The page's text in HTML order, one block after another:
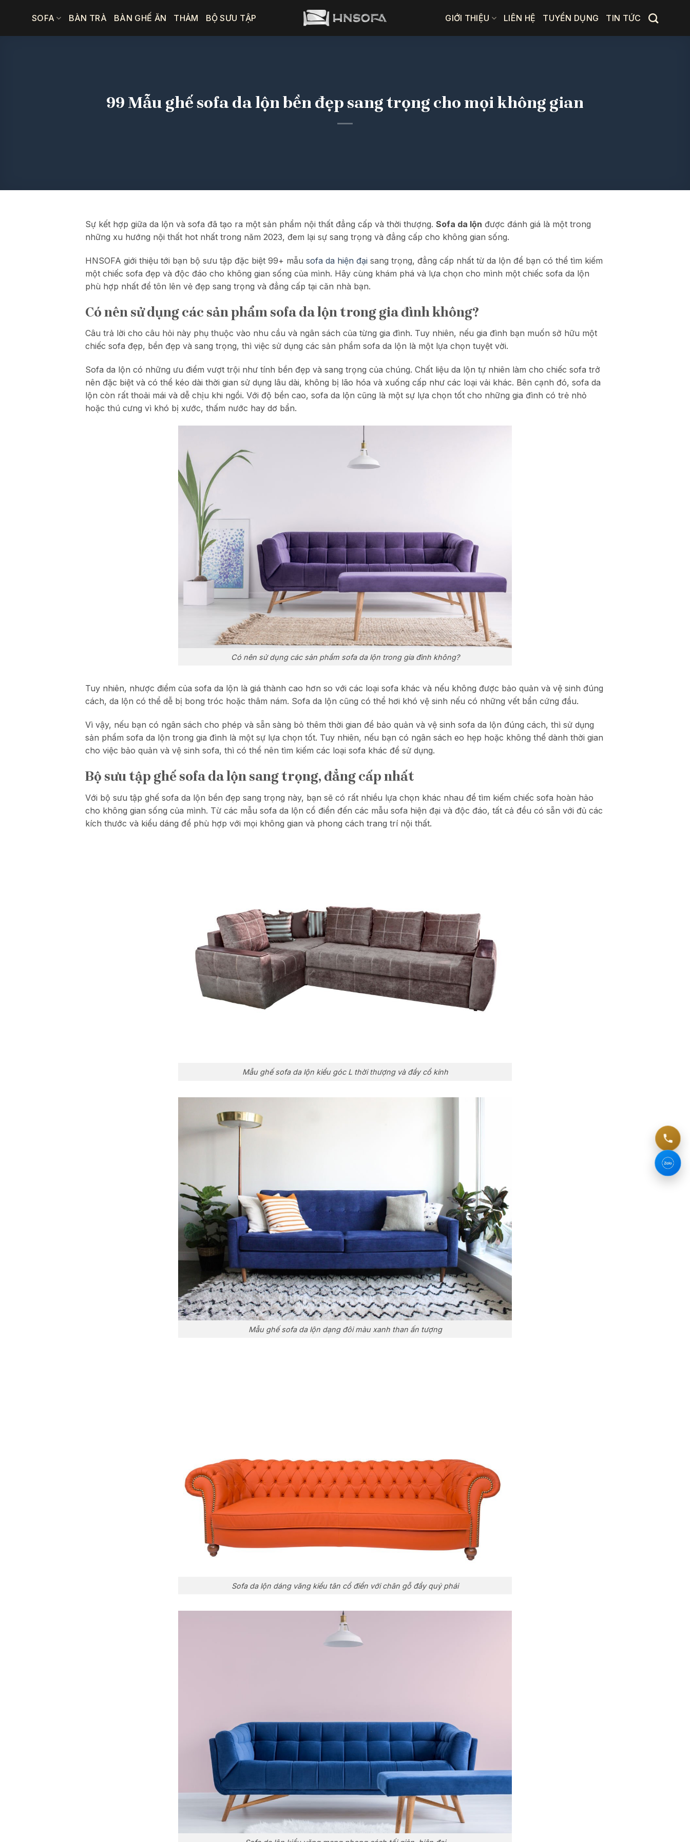
SOFA BÀN TRÀ BÀN GHẾ ĂN THẢM BỘ SƯU TẬP GIỚI THIỆU LIÊN HỆ TUYỂN DỤNG TIN TỨC
99 Mẫu ghế sofa da lộn bền đẹp sang trọng cho mọi không gian
Sự kết hợp giữa da lộn và sofa đã tạo ra một sản phẩm nội thất đẳng cấp và thời thượng.Sofa da lộn được đánh giá là một trong
những xu hướng nội thất hot nhất trong năm 2023, đem lại sự sang trọng và đẳng cấp cho không gian sống.
HNSOFA giới thiệu tới bạn bộ sưu tập đặc biệt 99+ mẫusofa da hiện đại sang trọng, đẳng cấp nhất từ da lộn để bạn có thể tìm kiếm
một chiếc sofa đẹp và độc đáo cho không gian sống của mình. Hãy cùng khám phá và lựa chọn cho mình một chiếc sofa da lộn
phù hợp nhất để tôn lên vẻ đẹp sang trọng và đẳng cấp tại căn nhà bạn.
Có nên sử dụng các sản phẩm sofa da lộn trong gia đình không?
Câu trả lời cho câu hỏi này phụ thuộc vào nhu cầu và ngân sách của từng gia đình. Tuy nhiên, nếu gia đình bạn muốn sở hữu một
chiếc sofa đẹp, bền đẹp và sang trọng, thì việc sử dụng các sản phẩm sofa da lộn là một lựa chọn tuyệt vời.
Sofa da lộn có những ưu điểm vượt trội như tính bền đẹp và sang trọng của chúng. Chất liệu da lộn tự nhiên làm cho chiếc sofa trở
nên đặc biệt và có thể kéo dài thời gian sử dụng lâu dài, không bị lão hóa và xuống cấp như các loại vải khác. Bên cạnh đó, sofa da
lộn còn rất thoải mái và dễ chịu khi ngồi. Với độ bền cao, sofa da lộn cũng là một sự lựa chọn tốt cho những gia đình có trẻ nhỏ
hoặc thú cưng vì khó bị xước, thấm nước hay dơ bẩn.
Có nên sử dụng các sản phẩm sofa da lộn trong gia đình không?
Tuy nhiên, nhược điểm của sofa da lộn là giá thành cao hơn so với các loại sofa khác và nếu không được bảo quản và vệ sinh đúng
cách, da lộn có thể dễ bị bong tróc hoặc thâm nám. Sofa da lộn cũng có thể hơi khó vệ sinh nếu có những vết bẩn cứng đầu.
Vì vậy, nếu bạn có ngân sách cho phép và sẵn sàng bỏ thêm thời gian để bảo quản và vệ sinh sofa da lộn đúng cách, thì sử dụng
sản phẩm sofa da lộn trong gia đình là một sự lựa chọn tốt. Tuy nhiên, nếu bạn có ngân sách eo hẹp hoặc không thể dành thời gian
cho việc bảo quản và vệ sinh sofa, thì có thể nên tìm kiếm các loại sofa khác để sử dụng.
Bộ sưu tập ghế sofa da lộn sang trọng, đẳng cấp nhất
Với bộ sưu tập ghế sofa da lộn bền đẹp sang trọng này, bạn sẽ có rất nhiều lựa chọn khác nhau để tìm kiếm chiếc sofa hoàn hảo
cho không gian sống của mình. Từ các mẫu sofa da lộn cổ điển đến các mẫu sofa hiện đại và độc đáo, tất cả đều có sẵn với đủ các
kích thước và kiểu dáng để phù hợp với mọi không gian và phong cách trang trí nội thất.
Mẫu ghế sofa da lộn kiểu góc L thời thượng và đầy cổ kính
Mẫu ghế sofa da lộn dạng đôi màu xanh than ấn tượng
Sofa da lộn dáng văng kiểu tân cổ điển với chân gỗ đầy quý phái